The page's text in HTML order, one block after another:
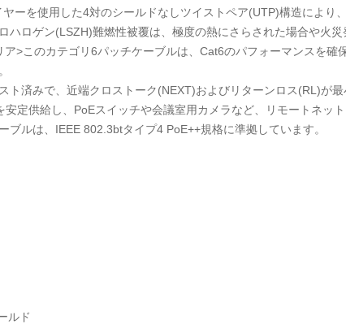
ーを使用した4対のシールドなしツイストペア(UTP)構造により
ハロゲン(LSZH)難燃性被覆は、極度の熱にさらされた場合や火
ア>このカテゴリ6パッチケーブルは、Cat6のパフォーマンスを確
ト済みで、近端クロストーク(NEXT)およびリターンロス(RL)が最
安定供給し、PoEスイッチや会議室用カメラなど、リモートネッ
ブルは、IEEE 802.3btタイプ4 PoE++規格に準拠しています。
ルド